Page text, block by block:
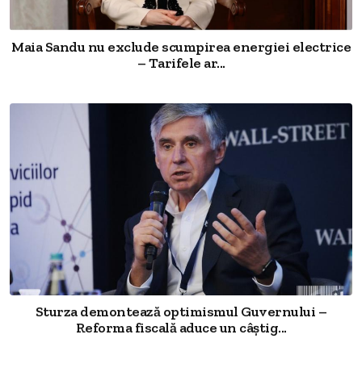
Maia Sandu nu exclude scumpirea energiei electrice
– Tarifele ar...
Sturza demontează optimismul Guvernului –
Reforma fiscală aduce un câștig...